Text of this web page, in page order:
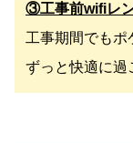
③工事前wifiレ
工事期間でもポ
ずっと快適に過